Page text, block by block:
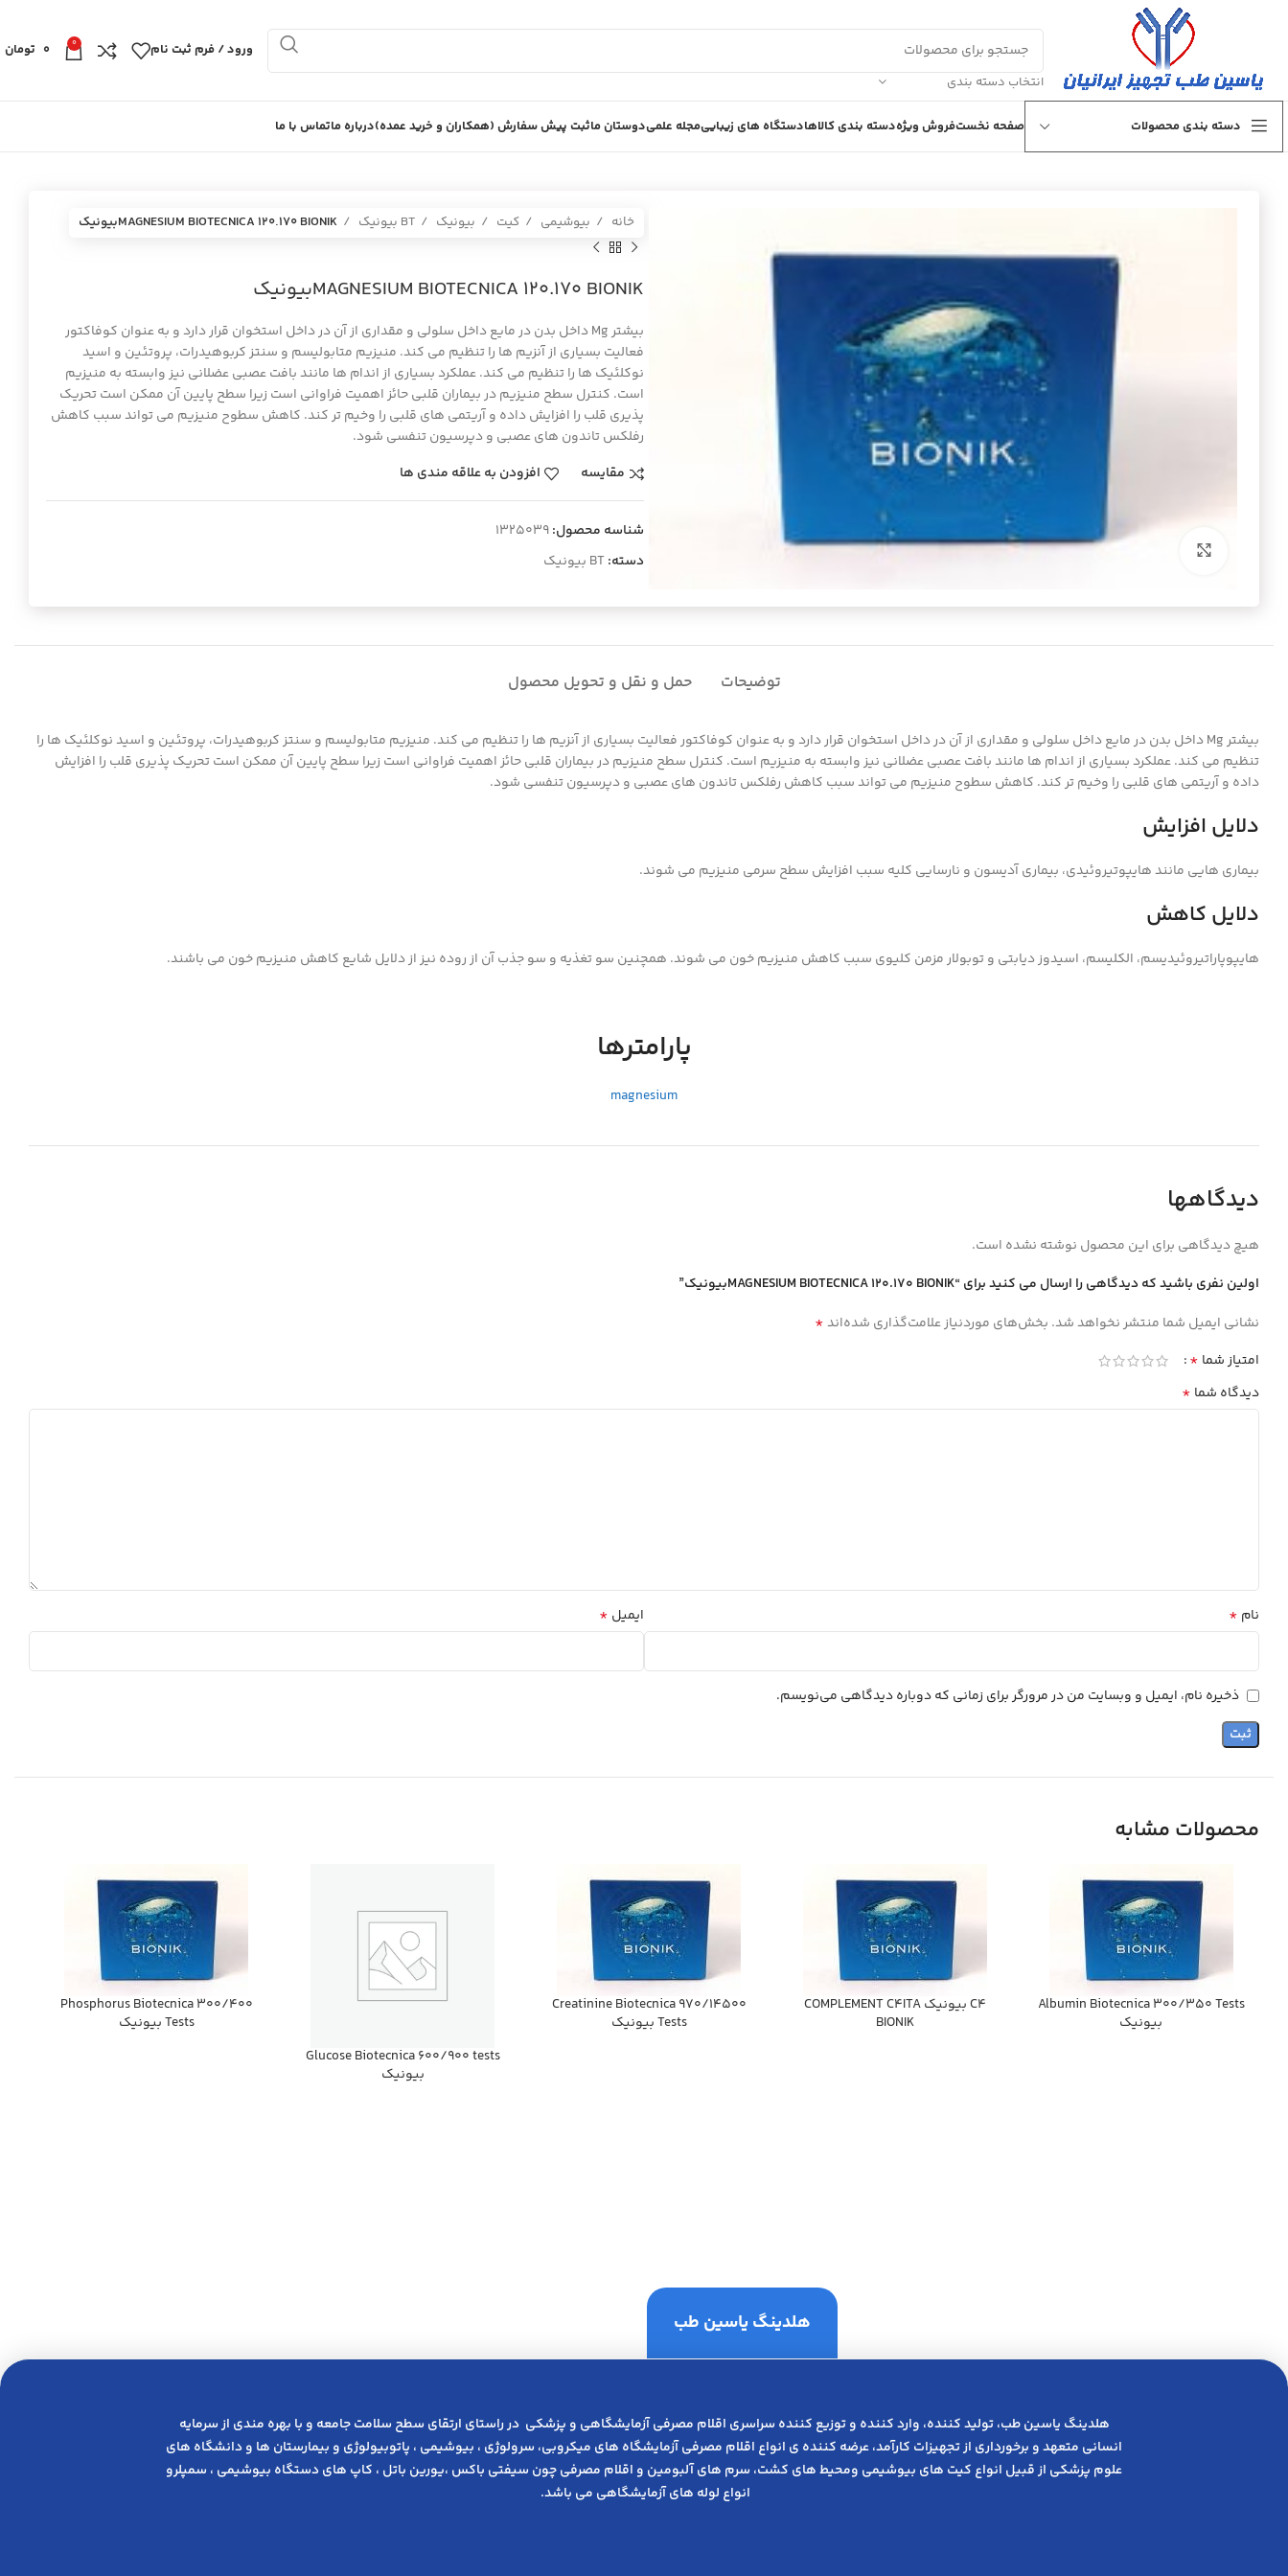
انتخاب دسته بندی
ورود / فرم ثبت نام 0
0 تومان
دسته بندی محصولات صفحه نخستفروش ویژهدسته بندی کالاهادستگاه های زیباییمجله علمیدوستان ماثبت پیش سفارش (همکاران و خرید عمده)درباره ماتماس با ما
برای بزرگنمایی کلیک کنید
خانه بیوشیمی کیت بیونیک BT بیونیک MAGNESIUM BIOTECNICA 120.170 BIONIKبيونيك
MAGNESIUM BIOTECNICA 120.170 BIONIKبيونيك
بیشتر Mg داخل بدن در مایع داخل سلولی و مقداری از آن در داخل استخوان قرار دارد و به عنوان کوفاکتور
فعالیت بسیاری از آنزیم ها را تنظیم می کند. منیزیم متابولیسم و سنتز کربوهیدرات، پروتئین و اسید
نوکلئیک ها را تنظیم می کند. عملکرد بسیاری از اندام ها مانند بافت عصبی عضلانی نیز وابسته به منیزیم
است. کنترل سطح منیزیم در بیماران قلبی حائز اهمیت فراوانی است زیرا سطح پایین آن ممکن است تحریک
پذیری قلب را افزایش داده و آریتمی های قلبی را وخیم تر کند. کاهش سطوح منیزیم می تواند سبب کاهش
رفلکس تاندون های عصبی و دپرسیون تنفسی شود.
مقایسه
افزودن به علاقه مندی ها
شناسه محصول:1325039
دسته:BT بیونیک
توضیحات حمل و نقل و تحویل محصول
بیشتر Mg داخل بدن در مایع داخل سلولی و مقداری از آن در داخل استخوان قرار دارد و به عنوان کوفاکتور فعالیت بسیاری از آنزیم ها را تنظیم می کند. منیزیم متابولیسم و سنتز کربوهیدرات، پروتئین و اسید نوکلئیک ها را
تنظیم می کند. عملکرد بسیاری از اندام ها مانند بافت عصبی عضلانی نیز وابسته به منیزیم است. کنترل سطح منیزیم در بیماران قلبی حائز اهمیت فراوانی است زیرا سطح پایین آن ممکن است تحریک پذیری قلب را افزایش
داده و آریتمی های قلبی را وخیم تر کند. کاهش سطوح منیزیم می تواند سبب کاهش رفلکس تاندون های عصبی و دپرسیون تنفسی شود.
دلایل افزایش
بیماری هایی مانند هایپوتیروئیدی، بیماری آدیسون و نارسایی کلیه سبب افزایش سطح سرمی منیزیم می شوند.
دلایل کاهش
هایپوپاراتیروئیدیسم، الکلیسم، اسیدوز دیابتی و توبولار مزمن کلیوی سبب کاهش منیزیم خون می شوند. همچنین سو تغذیه و سو جذب آن از روده نیز از دلایل شایع کاهش منیزیم خون می باشند.
پارامترها
magnesium
دیدگاهها
هیچ دیدگاهی برای این محصول نوشته نشده است.
اولین نفری باشید که دیدگاهی را ارسال می کنید برای “MAGNESIUM BIOTECNICA 120.170 BIONIKبيونيك”
نشانی ایمیل شما منتشر نخواهد شد. بخش‌های موردنیاز علامت‌گذاری شده‌اند*
امتیاز شما *
دیدگاه شما *
نام * ایمیل *
ذخیره نام، ایمیل و وبسایت من در مرورگر برای زمانی که دوباره دیدگاهی می‌نویسم.
محصولات مشابه
Albumin Biotecnica 300/350 Tests
بيونيك
C4 بيونيك COMPLEMENT C4ITA
BIONIK
Creatinine Biotecnica 970/14500
Tests بيونيك
Glucose Biotecnica 600/900 tests
بيونيك
Phosphorus Biotecnica 300/400
Tests بيونيك
هلدینگ یاسین طب
هلدینگ یاسین طب، تولید کننده، وارد کننده و توزیع کننده سراسری اقلام مصرفی آزمایشگاهی و پزشکی در راﺳﺘﺎی ارﺗﻘﺎی ﺳﻄﺢ ﺳﻼﻣﺖ ﺟﺎﻣﻌﻪ و ﺑﺎ ﺑﻬﺮه ﻣﻨﺪی از ﺳﺮﻣﺎﯾﻪ
انسانی متعهد و ﺑﺮﺧﻮرداری از ﺗﺠﻬﯿﺰات ﮐﺎرآﻣﺪ، عرضه کننده ی انواع اﻗﻼم مصرفی آزﻣﺎﯾﺸﮕﺎه های میکروبی، ﺳﺮوﻟﻮژی ، ﺑﯿﻮﺷﯿﻤﯽ ، پاتوبیولوژی و بیمارستان ها و دانشگاه های
علوم پزشکی از قبیل انواع کیت های بیوشیمی ومحیط های کشت، سرم های آلبومین و اقلام مصرفی چون سیفتی باکس ،یورین باتل ، کاپ های دستگاه بیوشیمی ، سمپلرو
انواع لوله های آزمایشگاهی می باشد.